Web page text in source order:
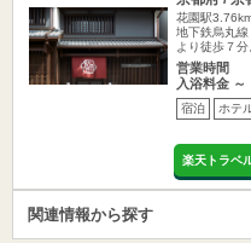
花園駅
地下鉄烏丸
より徒歩７分
営業時間
入浴料金 ～
宿泊 ホテ
楽天トラベ
関連情報から探す